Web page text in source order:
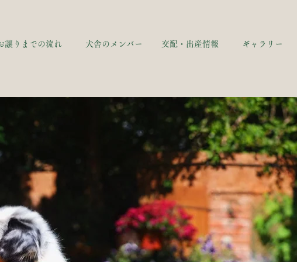
譲りまでの流れ 犬舎のメンバー 交配・出産情報 ギャラリー